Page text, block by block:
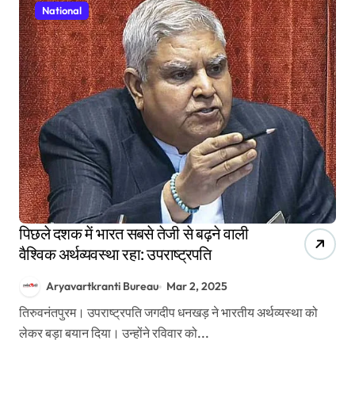
National
पिछले दशक में भारत सबसे तेजी से बढ़ने वाली
वैश्विक अर्थव्यवस्था रहा: उपराष्ट्रपति
Aryavartkranti Bureau Mar 2, 2025
तिरुवनंतपुरम। उपराष्ट्रपति जगदीप धनखड़ ने भारतीय अर्थव्यस्था को
लेकर बड़ा बयान दिया। उन्होंने रविवार को...